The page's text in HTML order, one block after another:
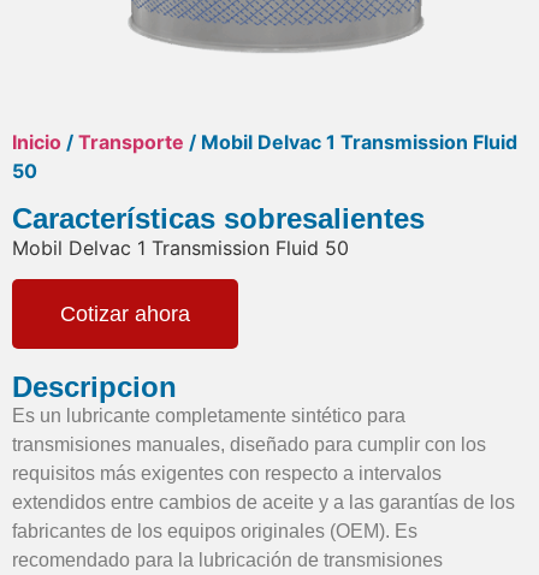
Inicio / Transporte / Mobil Delvac 1 Transmission Fluid
50
Características sobresalientes
Mobil Delvac 1 Transmission Fluid 50
Cotizar ahora
Descripcion
Es un lubricante completamente sintético para
transmisiones manuales, diseñado para cumplir con los
requisitos más exigentes con respecto a intervalos
extendidos entre cambios de aceite y a las garantías de los
fabricantes de los equipos originales (OEM). Es
recomendado para la lubricación de transmisiones